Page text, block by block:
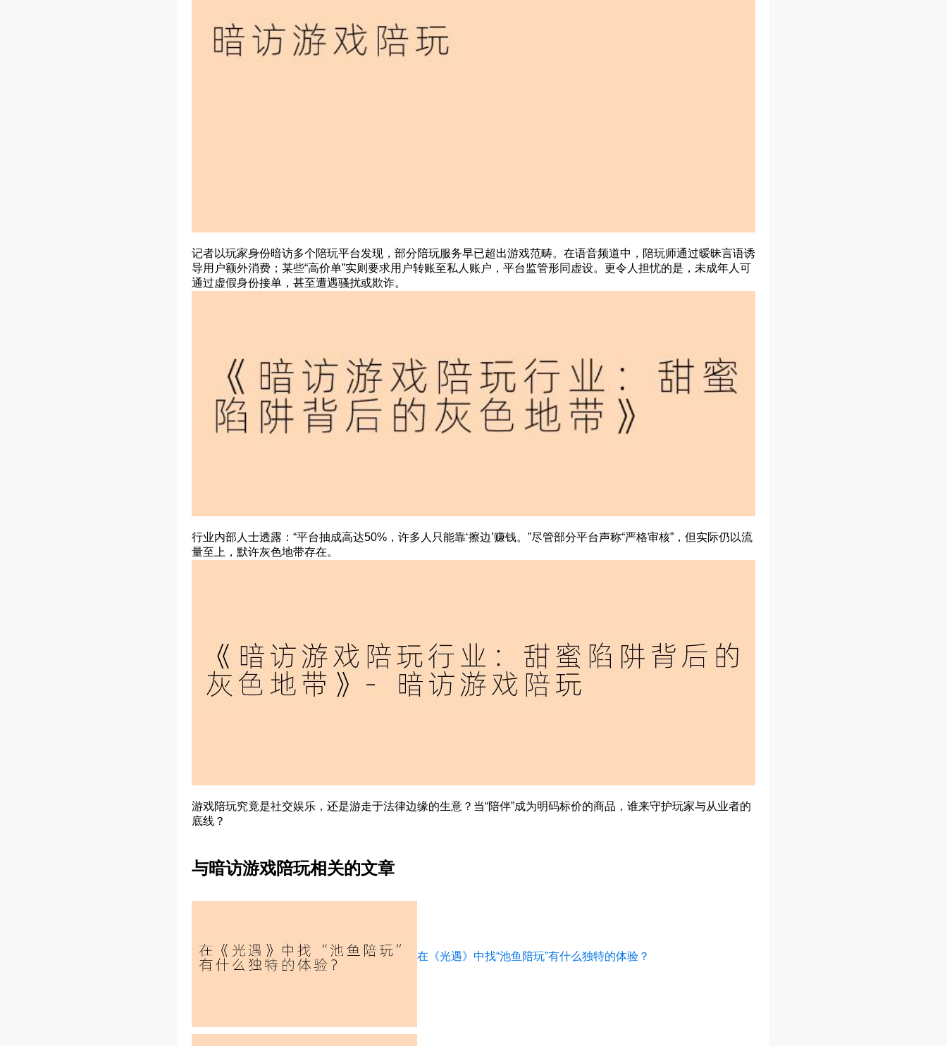
记者以玩家身份暗访多个陪玩平台发现，部分陪玩服务早已超出游戏范畴。在语音频道中，陪玩师通过暧昧言语诱
导用户额外消费；某些“高价单”实则要求用户转账至私人账户，平台监管形同虚设。更令人担忧的是，未成年人可
通过虚假身份接单，甚至遭遇骚扰或欺诈。
行业内部人士透露：“平台抽成高达50%，许多人只能靠‘擦边’赚钱。”尽管部分平台声称“严格审核”，但实际仍以流
量至上，默许灰色地带存在。
游戏陪玩究竟是社交娱乐，还是游走于法律边缘的生意？当“陪伴”成为明码标价的商品，谁来守护玩家与从业者的
底线？
与暗访游戏陪玩相关的文章
在《光遇》中找“池鱼陪玩”有什么独特的体验？